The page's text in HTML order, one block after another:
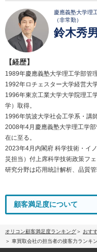
慶應義塾大学理
（非常勤）
鈴木秀男
【経歴】
1989年慶應義塾大学理工学部管
1992年ロチェスター大学経営大
1996年東京工業大学大学院理工
学）取得。
1996年筑波大学社会工学系・講
2008年4月慶應義塾大学理工学
在に至る。
2023年4月内閣府 科学技術・イ
災担当）付上席科学技術政策フェ
研究分野は応用統計解析、品質管
顧客満足度について
オリコン顧客満足度ランキング おす
車買取会社の担当者の接客力ランキ